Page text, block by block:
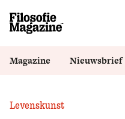
Magazine Nieuwsbrief
Levenskunst